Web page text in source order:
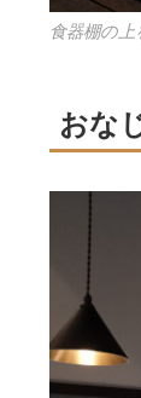
食器棚の
おな